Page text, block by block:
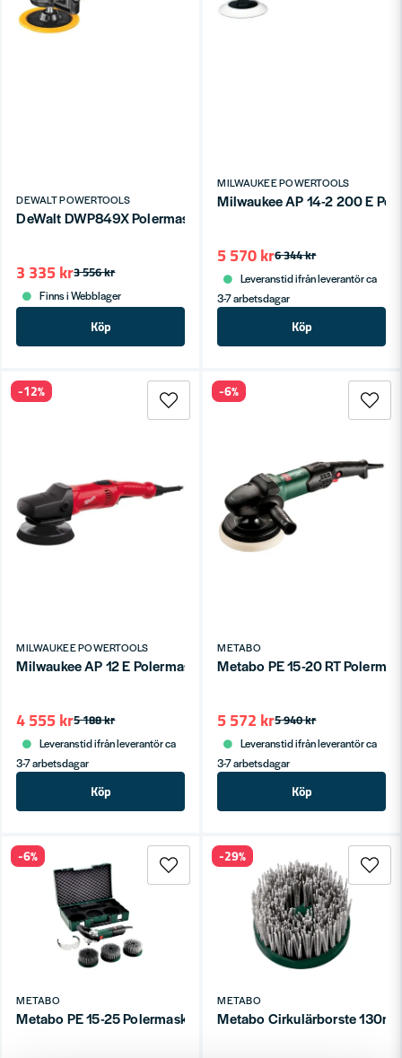
DEWALT POWERTOOLS
DeWalt DWP849X Polermaskin 1250W (180mm)
3 556 kr
3 335 kr
Finns i Webblager
Köp
MILWAUKEE POWERTOOLS
Milwaukee AP 14-2 200 E
6 344 kr
5 570 kr
Leveranstid ifrån leverantör ca
3-7 arbetsdagar
Köp
MILWAUKEE POWERTOOLS
Milwaukee AP 12 E Polermaskin (1200W)
5 188 kr
4 555 kr
Leveranstid ifrån leverantör ca
3-7 arbetsdagar
Köp
-12%
METABO
Metabo PE 15-20 RT
5 940 kr
5 572 kr
Leveranstid ifrån leverantör ca
3-7 arbetsdagar
Köp
-6%
METABO
Metabo PE 15-25 Polermaskin Set
-6%
METABO
Metabo Cirkulärborste
-29%